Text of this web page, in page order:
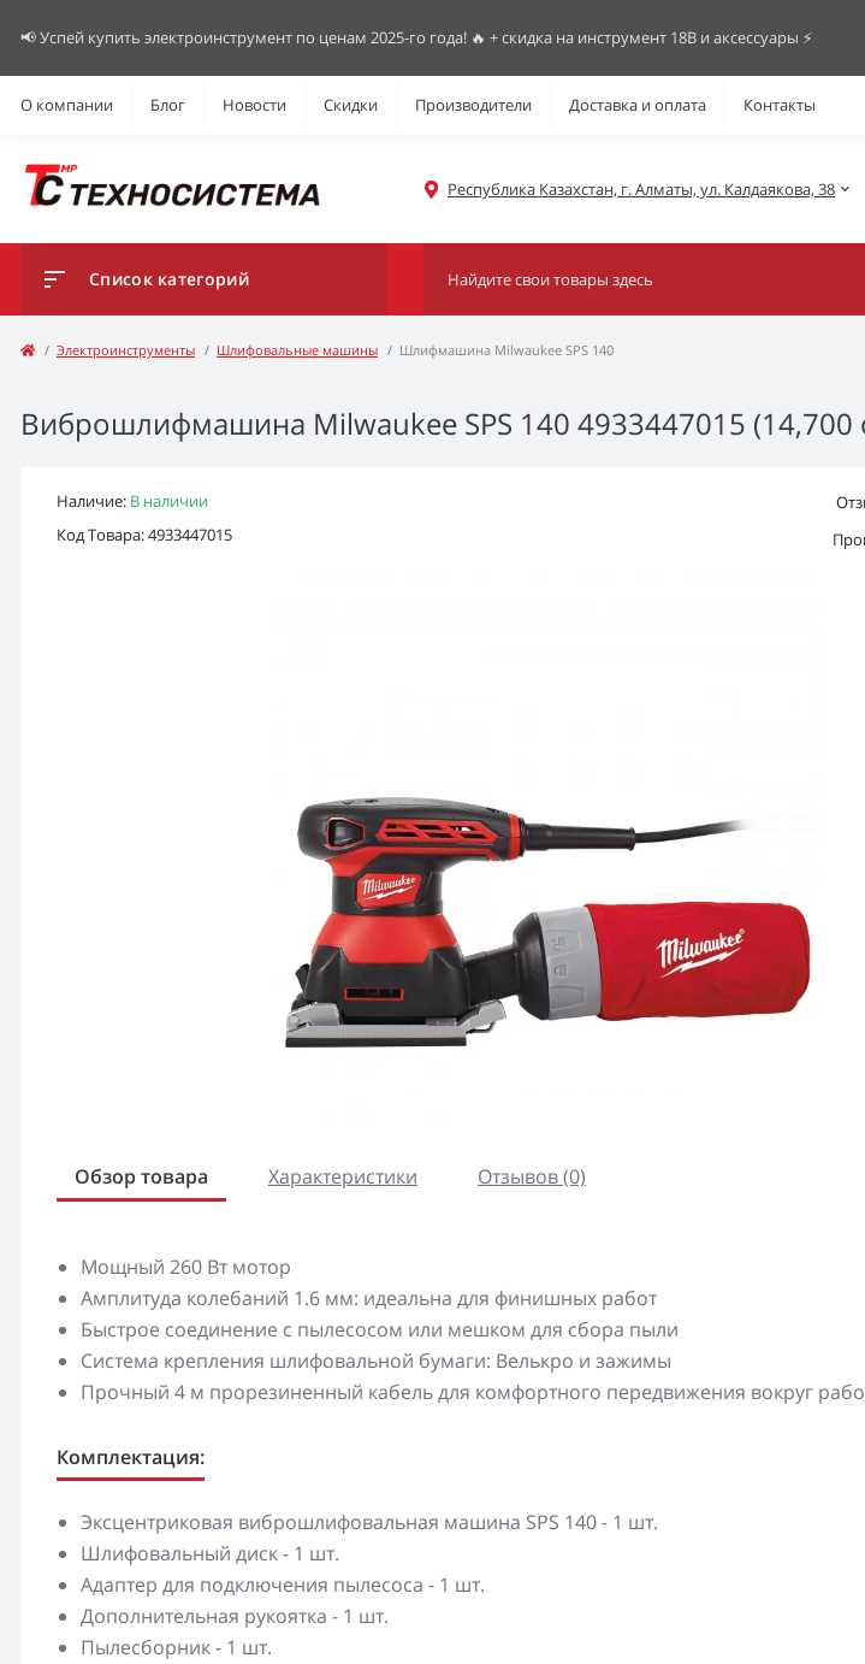
📢 Успей купить электроинструмент по ценам 2025-го года! 🔥 + скидка на инструмент 18В и аксессуары ⚡️
О компании Блог Новости Скидки Производители Доставка и оплата Контакты
Республика Казахстан, г. Алматы, ул. Калдаякова, 38
Список категорий
Электроинструменты Шлифовальные машины Шлифмашина Milwaukee SPS 140
Виброшлифмашина Milwaukee SPS 140 4933447015
Наличие: В наличии
Код Товара: 4933447015
Обзор товара Характеристики Отзывов (0)
Мощный 260 Вт мотор
Амплитуда колебаний 1.6 мм: идеальна для финишных работ
Быстрое соединение с пылесосом или мешком для сбора пыли
Система крепления шлифовальной бумаги: Велькро и зажимы
Прочный 4 м прорезиненный кабель для комфортного передвижения вокруг
Комплектация:
Эксцентриковая виброшлифовальная машина SPS 140 - 1 шт.
Шлифовальный диск - 1 шт.
Адаптер для подключения пылесоса - 1 шт.
Дополнительная рукоятка - 1 шт.
Пылесборник - 1 шт.